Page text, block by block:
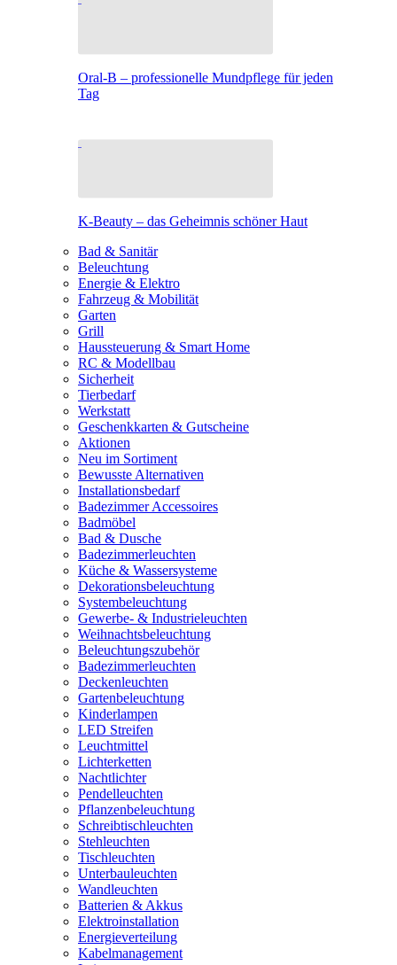
Oral-B – professionelle Mundpflege für jeden
Tag
K-Beauty – das Geheimnis schöner Haut
Bad & Sanitär
Beleuchtung
Energie & Elektro
Fahrzeug & Mobilität
Garten
Grill
Haussteuerung & Smart Home
RC & Modellbau
Sicherheit
Tierbedarf
Werkstatt
Geschenkkarten & Gutscheine
Aktionen
Neu im Sortiment
Bewusste Alternativen
Installationsbedarf
Badezimmer Accessoires
Badmöbel
Bad & Dusche
Badezimmerleuchten
Küche & Wassersysteme
Dekorationsbeleuchtung
Systembeleuchtung
Gewerbe- & Industrieleuchten
Weihnachtsbeleuchtung
Beleuchtungszubehör
Badezimmerleuchten
Deckenleuchten
Gartenbeleuchtung
Kinderlampen
LED Streifen
Leuchtmittel
Lichterketten
Nachtlichter
Pendelleuchten
Pflanzenbeleuchtung
Schreibtischleuchten
Stehleuchten
Tischleuchten
Unterbauleuchten
Wandleuchten
Batterien & Akkus
Elektroinstallation
Energieverteilung
Kabelmanagement